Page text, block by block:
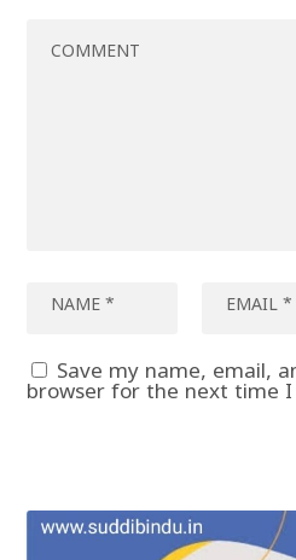
Save my name, email,
browser for the next time